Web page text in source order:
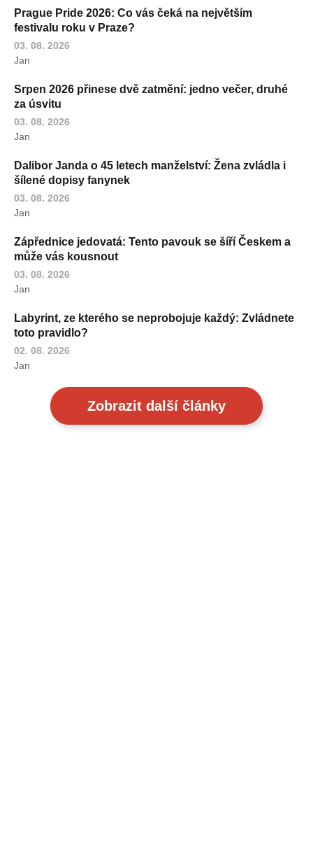
Prague Pride 2026: Co vás čeká na největším
festivalu roku v Praze?
03. 08. 2026
Jan
Srpen 2026 přinese dvě zatmění: jedno večer, druhé
za úsvitu
03. 08. 2026
Jan
Dalibor Janda o 45 letech manželství: Žena zvládla i
šílené dopisy fanynek
03. 08. 2026
Jan
Zápřednice jedovatá: Tento pavouk se šíří Českem a
může vás kousnout
03. 08. 2026
Jan
Labyrint, ze kterého se neprobojuje každý: Zvládnete
toto pravidlo?
02. 08. 2026
Jan
Zobrazit další články